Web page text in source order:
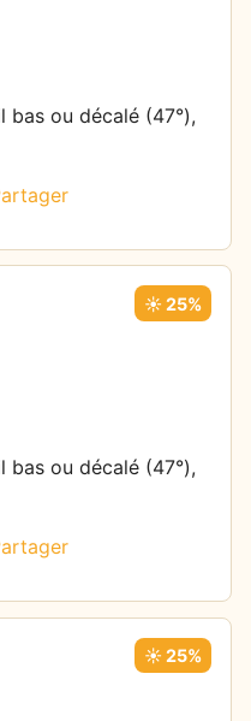
bas ou décalé (47°),
☀️ 25%
bas ou décalé (47°),
☀️ 25%